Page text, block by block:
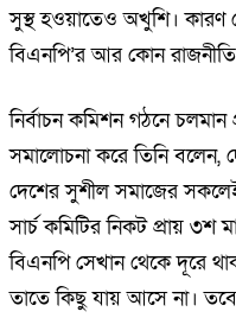
সুস্থ হওয়াতেও অখুশি। কারণ
বিএনপি’র আর কোন
নির্বাচন কমিশন গঠনে চলমান
সমালোচনা করে তিনি
দেশের সুশীল সমাজের
সার্চ কমিটির নিকট প্রায় ৩শ
বিএনপি সেখান থেকে দূরে
তাতে কিছু যায় আসে না।